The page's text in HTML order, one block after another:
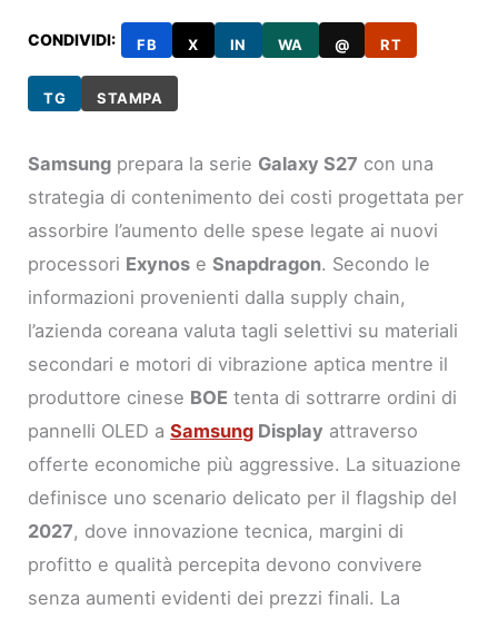
CONDIVIDI: FB X IN WA @ RT
TG STAMPA
Samsung prepara la serie Galaxy S27 con una
strategia di contenimento dei costi progettata per
assorbire l’aumento delle spese legate ai nuovi
processori Exynos eSnapdragon. Secondo le
informazioni provenienti dalla supply chain,
l’azienda coreana valuta tagli selettivi su materiali
secondari e motori di vibrazione aptica mentre il
produttore cinese BOE tenta di sottrarre ordini di
pannelli OLED aSamsung Display attraverso
offerte economiche più aggressive. La situazione
definisce uno scenario delicato per il flagship del
2027, dove innovazione tecnica, margini di
profitto e qualità percepita devono convivere
senza aumenti evidenti dei prezzi finali. La